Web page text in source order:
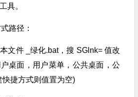
具。
路径：
文件 _绿化.bat，搜 SGlnk= 值改
桌面，用户菜单，公共桌面，公
捷方式则值置为空)